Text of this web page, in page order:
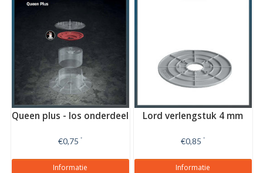
Queen plus - los onderdeel
€0,75 *
Informatie
Lord verlengstuk 4 mm
€0,85 *
Informatie